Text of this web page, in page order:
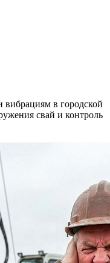
в городской
свай и контроль